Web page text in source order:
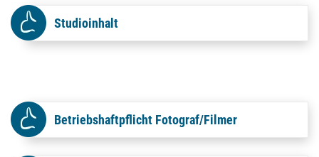
Studioinhalt
Betriebshaftpflicht Fotograf/Filmer